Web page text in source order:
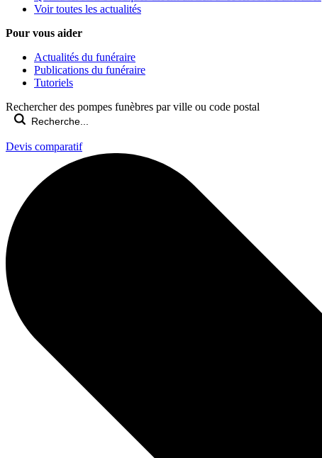
Voir toutes les actualités
Pour vous aider
Actualités du funéraire
Publications du funéraire
Tutoriels
Rechercher des pompes funèbres par ville ou code postal
Devis comparatif